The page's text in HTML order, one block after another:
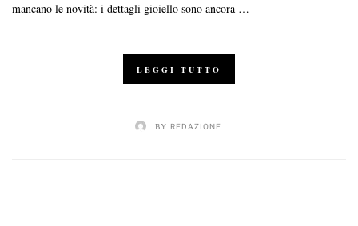
mancano le novità: i dettagli gioiello sono ancora …
LEGGI TUTTO
BY REDAZIONE